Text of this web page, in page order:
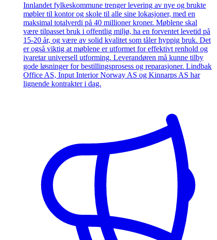
Innlandet fylkeskommune trenger levering av nye og brukte
møbler til kontor og skole til alle sine lokasjoner, med en
maksimal totalverdi på 40 millioner kroner. Møblene skal
være tilpasset bruk i offentlig miljø, ha en forventet levetid på
15-20 år, og være av solid kvalitet som tåler hyppig bruk. Det
er også viktig at møblene er utformet for effektivt renhold og
ivaretar universell utforming. Leverandøren må kunne tilby
gode løsninger for bestillingsprosess og reparasjoner. Lindbak
Office AS, Input Interior Norway AS og Kinnarps AS har
lignende kontrakter i dag.